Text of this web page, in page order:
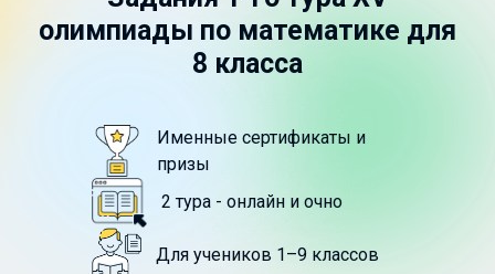
олимпиады по математике для
8 класса
Именные сертификаты и
призы
2 тура - онлайн и очно
Для учеников 1–9 классов